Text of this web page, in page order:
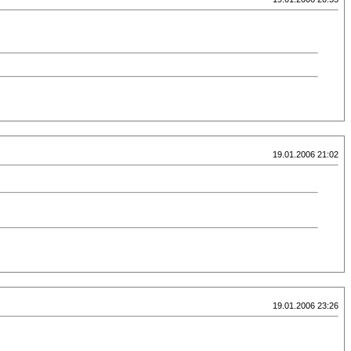
19.01.2006 21:02
19.01.2006 23:26